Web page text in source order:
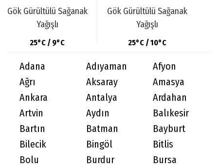
Gök Gürültülü Sağanak
Yağışlı
25°C / 9°C
Gök Gürültülü Sağanak
Yağışlı
25°C / 10°C
Adana Adıyaman
Afyon
Ağrı
Aksaray
Amasya
Ankara
Antalya
Ardahan
Artvin
Aydın
Balıkesir
Bartın
Batman
Bayburt
Bilecik
Bingöl
Bitlis
Bolu
Burdur
Bursa